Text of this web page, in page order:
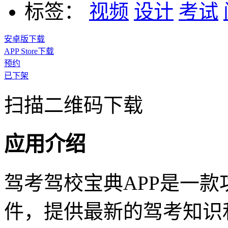
标签：
视频 设计 考试
安卓版下载
APP Store下载
预约
已下架
扫描二维码下载
应用介绍
驾考驾校宝典APP是一
件，提供最新的驾考知